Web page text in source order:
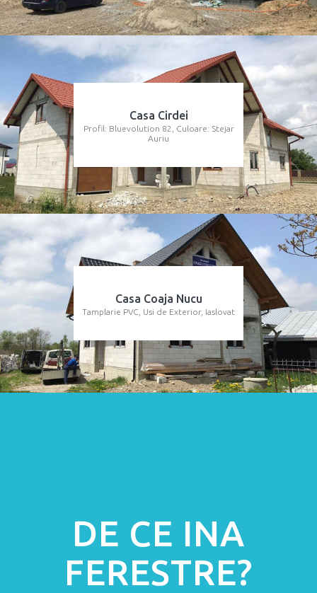
Casa Cirdei
Profil: Bluevolution 82, Culoare: Stejar
Auriu
Casa Coaja Nucu
Tamplarie PVC, Usi de Exterior, Iaslovat
DE CE INA
FERESTRE?